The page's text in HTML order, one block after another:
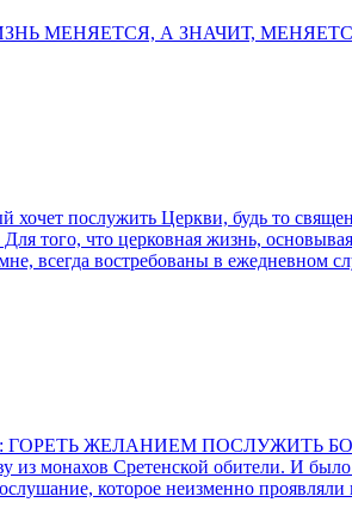
МЕНЯЕТСЯ, А ЗНАЧИТ,
хочет послужить Церкви, будь то
того, что церковная жизнь,
всегда востребованы в ежедневном
ЖЕЛАНИЕМ ПОСЛУЖИТЬ
монахов Сретенской обители. И
которое неизменно